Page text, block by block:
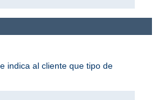
indica al cliente que tipo de